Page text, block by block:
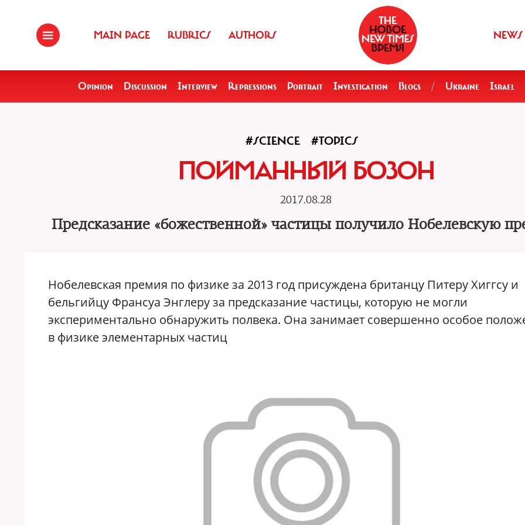
MAIN PAGE RUBRICS AUTHORS NEWS
Opinion Discussion Interview Repressions Portrait Investigation Blogs / Ukraine Israel
#SCIENCE #TOPICS
ПОЙМАННЫЙ БОЗОН
2017.08.28
Предсказание «божественной» частицы получило Нобелевскую
Нобелевская премия по физике за 2013 год присуждена британцу Питеру Хиггсу и
бельгийцу Франсуа Энглеру за предсказание частицы, которую не могли
экспериментально обнаружить полвека. Она занимает совершенно особое
в физике элементарных частиц